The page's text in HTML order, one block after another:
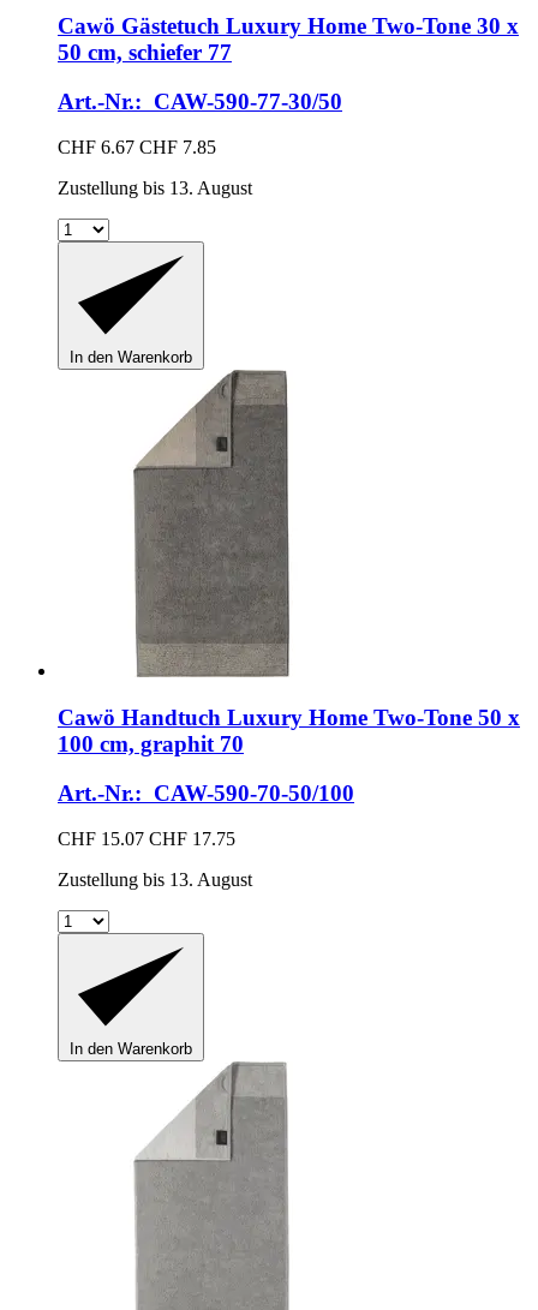
Cawö Gästetuch Luxury Home Two-​Tone 30 x
50 cm, schiefer 77
Art.-Nr.: CAW-590-77-30/50
CHF 6.67 CHF 7.85
Zustellung bis 13. August
In den Warenkorb
Cawö Handtuch Luxury Home Two-​Tone 50 x
100 cm, graphit 70
Art.-Nr.: CAW-590-70-50/100
CHF 15.07 CHF 17.75
Zustellung bis 13. August
In den Warenkorb